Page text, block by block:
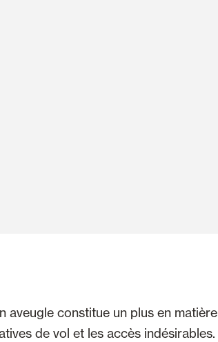
aveugle constitue un plus en matière
de vol et les accès indésirables.